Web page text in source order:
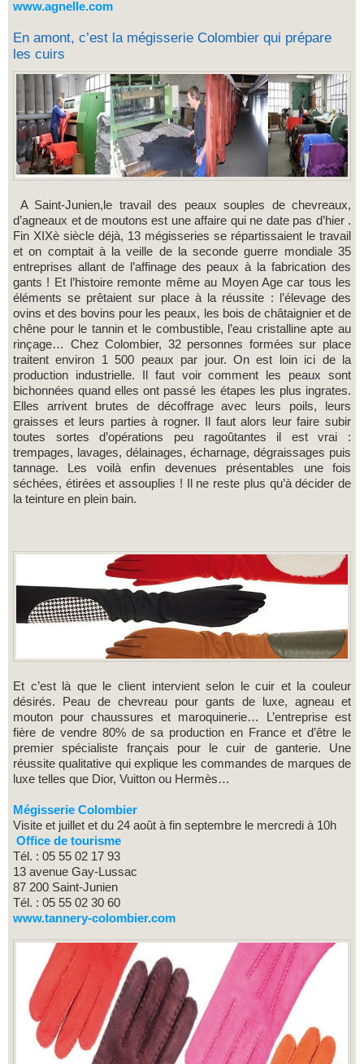
www.agnelle.com
En amont, c’est la mégisserie Colombier qui prépare
les cuirs
A Saint-Junien,le travail des peaux souples de chevreaux,
d’agneaux et de moutons est une affaire qui ne date pas d’hier .
Fin XIXè siècle déjà, 13 mégisseries se répartissaient le travail
et on comptait à la veille de la seconde guerre mondiale 35
entreprises allant de l’affinage des peaux à la fabrication des
gants ! Et l’histoire remonte même au Moyen Age car tous les
éléments se prêtaient sur place à la réussite : l’élevage des
ovins et des bovins pour les peaux, les bois de châtaignier et de
chêne pour le tannin et le combustible, l’eau cristalline apte au
rinçage… Chez Colombier, 32 personnes formées sur place
traitent environ 1 500 peaux par jour. On est loin ici de la
production industrielle. Il faut voir comment les peaux sont
bichonnées quand elles ont passé les étapes les plus ingrates.
Elles arrivent brutes de décoffrage avec leurs poils, leurs
graisses et leurs parties à rogner. Il faut alors leur faire subir
toutes sortes d’opérations peu ragoûtantes il est vrai :
trempages, lavages, délainages, écharnage, dégraissages puis
tannage. Les voilà enfin devenues présentables une fois
séchées, étirées et assouplies ! Il ne reste plus qu’à décider de
la teinture en plein bain.
Et c’est là que le client intervient selon le cuir et la couleur
désirés. Peau de chevreau pour gants de luxe, agneau et
mouton pour chaussures et maroquinerie… L’entreprise est
fière de vendre 80% de sa production en France et d’être le
premier spécialiste français pour le cuir de ganterie. Une
réussite qualitative qui explique les commandes de marques de
luxe telles que Dior, Vuitton ou Hermès…
Mégisserie Colombier
Visite et juillet et du 24 août à fin septembre le mercredi à 10h
Office de tourisme
Tél. : 05 55 02 17 93
13 avenue Gay-Lussac
87 200 Saint-Junien
Tél. : 05 55 02 30 60
www.tannery-colombier.com